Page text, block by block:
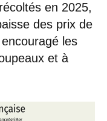
en 2025,
des prix de
encouragé les
et à